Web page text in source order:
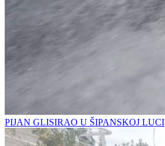
PIJAN GLISIRAO U ŠIPANSKOJ LUCI